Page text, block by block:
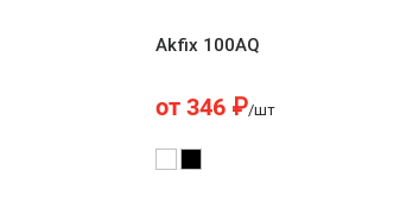
Akfix 100AQ
от 346₽/шт